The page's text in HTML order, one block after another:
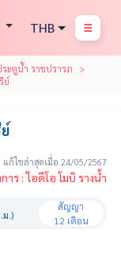
THB
ะตูน้ำ ราชปรารภ
ย์
แก้ไขล่าสุดเมื่อ 24/05/2567
าร : ไอดีโอ โมบิ รางน้ำ
.)
สัญญา
12 เดือน